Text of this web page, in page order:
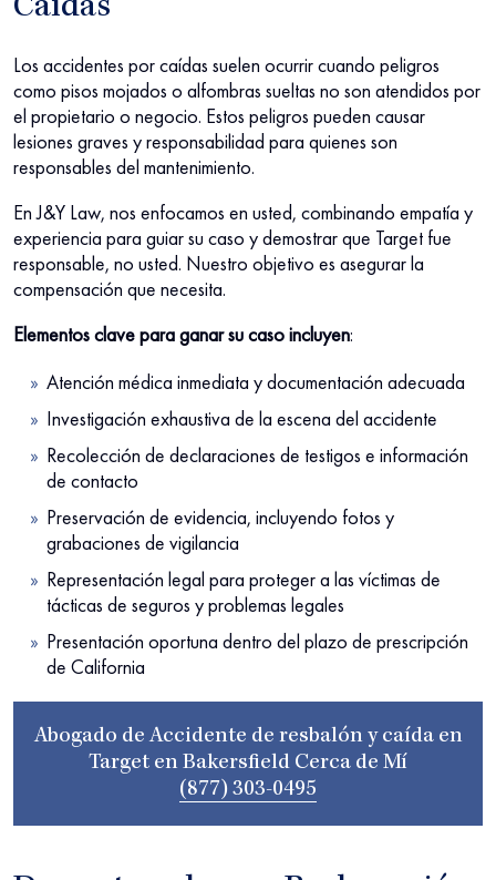
Caídas
Los accidentes por caídas suelen ocurrir cuando peligros
como pisos mojados o alfombras sueltas no son atendidos por
el propietario o negocio. Estos peligros pueden causar
lesiones graves y responsabilidad para quienes son
responsables del mantenimiento.
En J&Y Law, nos enfocamos en usted, combinando empatía y
experiencia para guiar su caso y demostrar que Target fue
responsable, no usted. Nuestro objetivo es asegurar la
compensación que necesita.
Elementos clave para ganar su caso incluyen:
Atención médica inmediata y documentación adecuada
Investigación exhaustiva de la escena del accidente
Recolección de declaraciones de testigos e información
de contacto
Preservación de evidencia, incluyendo fotos y
grabaciones de vigilancia
Representación legal para proteger a las víctimas de
tácticas de seguros y problemas legales
Presentación oportuna dentro del plazo de prescripción
de California
Abogado de Accidente de resbalón y caída en
Target en Bakersfield Cerca de Mí
(877) 303-0495